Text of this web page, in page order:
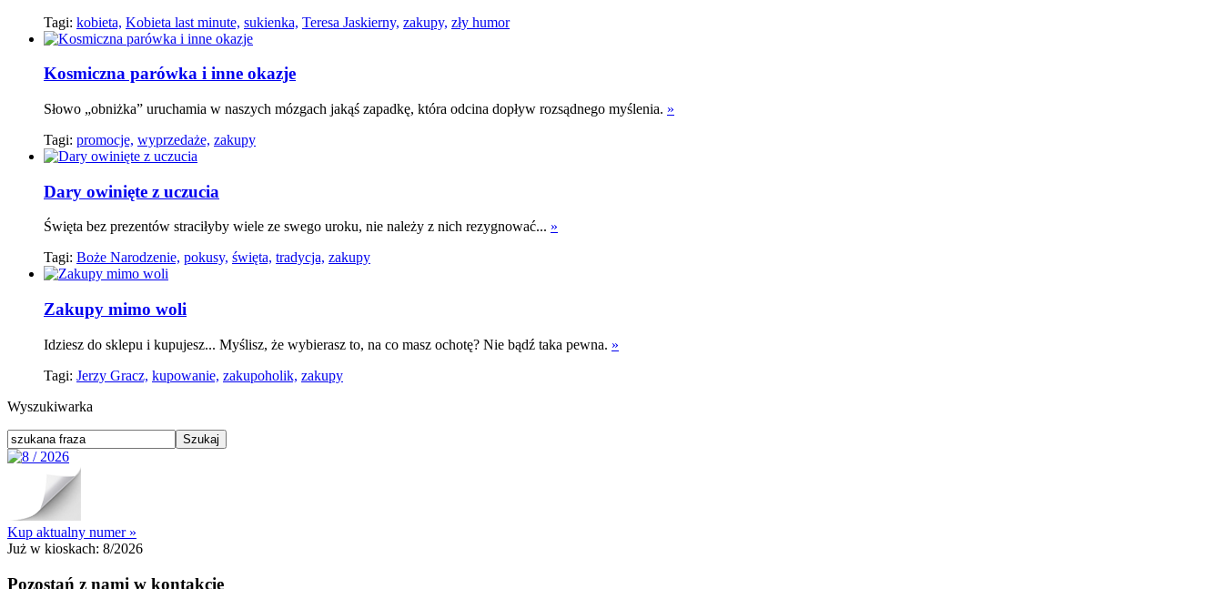
Tagi: kobieta, Kobieta last minute, sukienka, Teresa Jaskierny, zakupy, zły humor
Kosmiczna parówka i inne okazje
Słowo „obniżka” uruchamia w naszych mózgach jakąś zapadkę, która odcina dopływ rozsądnego myślenia. »
Tagi: promocje, wyprzedaże, zakupy
Dary owinięte z uczucia
Święta bez prezentów straciłyby wiele ze swego uroku, nie należy z nich rezygnować... »
Tagi: Boże Narodzenie, pokusy, święta, tradycja, zakupy
Zakupy mimo woli
Idziesz do sklepu i kupujesz... Myślisz, że wybierasz to, na co masz ochotę? Nie bądź taka pewna. »
Tagi: Jerzy Gracz, kupowanie, zakupoholik, zakupy
Wyszukiwarka
Kup aktualny numer »
Już w kioskach: 8/2026
Pozostań z nami w kontakcie